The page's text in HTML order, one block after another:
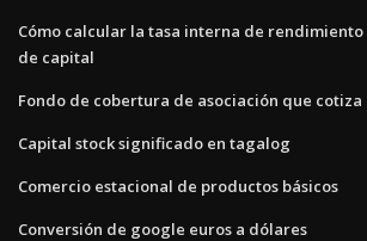
Cómo calcular la tasa interna de
de capital
Fondo de cobertura de asociación que cotiza
Capital stock significado en tagalog
Comercio estacional de productos básicos
Conversión de google euros a dólares